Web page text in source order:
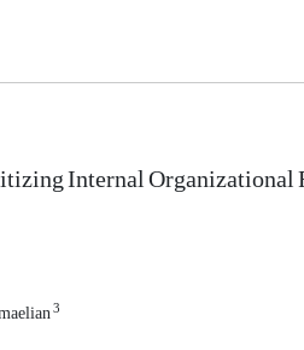
Internal Organizational
3